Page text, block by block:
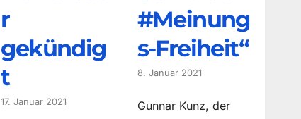
r
gekündig
t
17. Januar 2021
#Meinung
s-Freiheit“
8. Januar 2021
Gunnar Kunz, der